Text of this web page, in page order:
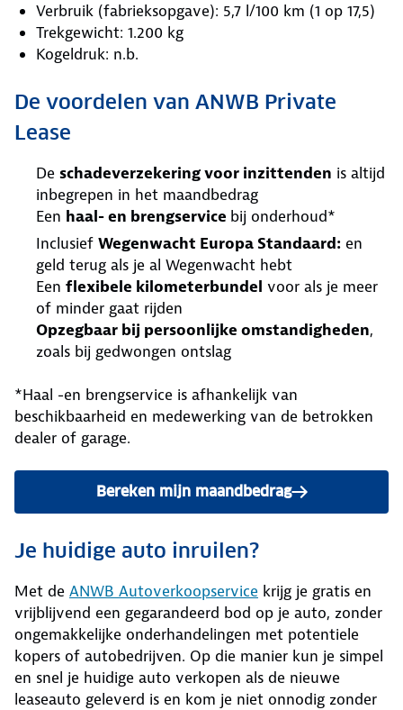
Verbruik (fabrieksopgave): 5,7 l/100 km (1 op 17,5)
Trekgewicht: 1.200 kg
Kogeldruk: n.b.
De voordelen van ANWB Private
Lease
De schadeverzekering voor inzittenden is altijd
inbegrepen in het maandbedrag
Een haal- en brengservice bij onderhoud*
Inclusief Wegenwacht Europa Standaard: en
geld terug als je al Wegenwacht hebt
Een flexibele kilometerbundel voor als je meer
of minder gaat rijden
Opzegbaar bij persoonlijke omstandigheden,
zoals bij gedwongen ontslag
*Haal -en brengservice is afhankelijk van
beschikbaarheid en medewerking van de betrokken
dealer of garage.
Bereken mijn maandbedrag
Je huidige auto inruilen?
Met de ANWB Autoverkoopservice krijg je gratis en
vrijblijvend een gegarandeerd bod op je auto, zonder
ongemakkelijke onderhandelingen met potentiele
kopers of autobedrijven. Op die manier kun je simpel
en snel je huidige auto verkopen als de nieuwe
leaseauto geleverd is en kom je niet onnodig zonder